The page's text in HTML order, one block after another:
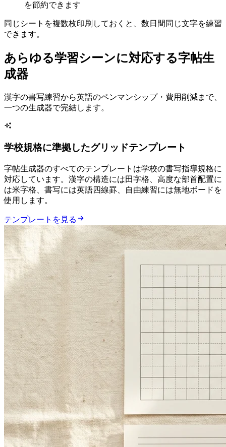
を節約できます
同じシートを複数枚印刷しておくと、数日間同じ文字を練習
できます。
あらゆる学習シーンに対応する字帖生
成器
漢字の書写練習から英語のペンマンシップ・費用削減まで、
一つの生成器で完結します。
学校規格に準拠したグリッドテンプレート
字帖生成器のすべてのテンプレートは学校の書写指導規格に
対応しています。漢字の構造には田字格、高度な部首配置に
は米字格、書写には英語四線罫、自由練習には無地ボードを
使用します。
テンプレートを見る